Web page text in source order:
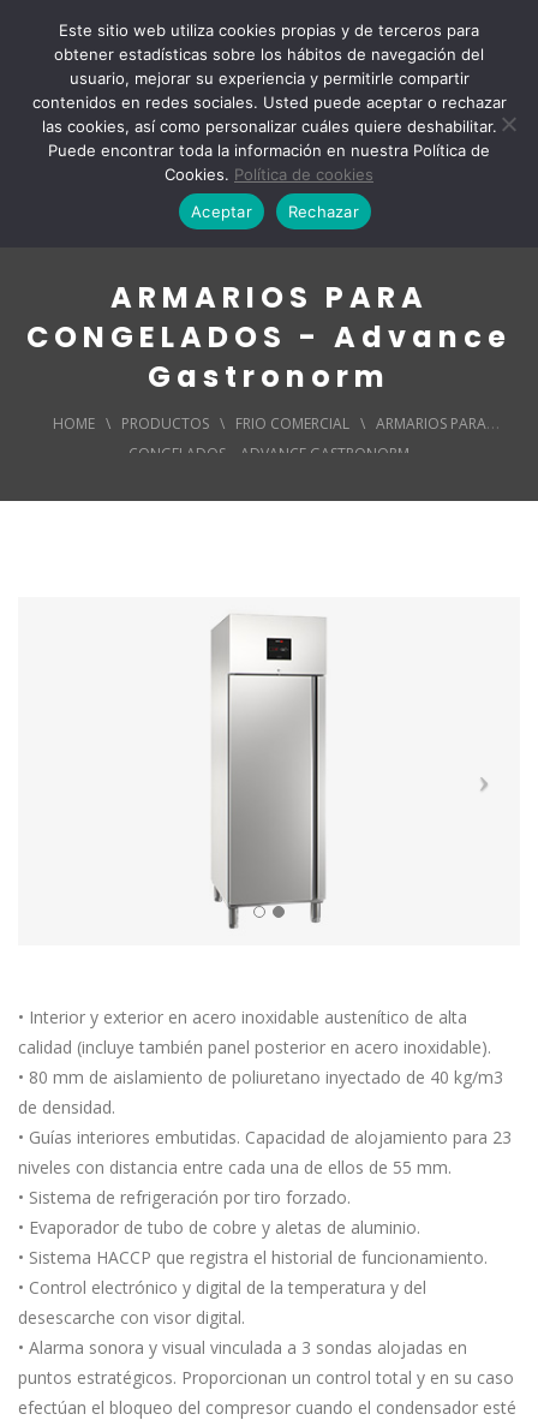
ARMARIOS PARA
CONGELADOS - Advance
Gastronorm
HOME \ PRODUCTOS \ FRIO COMERCIAL \ ARMARIOS PARA
CONGELADOS – ADVANCE GASTRONORM
• Interior y exterior en acero inoxidable austenítico de alta
calidad (incluye también panel posterior en acero inoxidable).
• 80 mm de aislamiento de poliuretano inyectado de 40 kg/m3
de densidad.
• Guías interiores embutidas. Capacidad de alojamiento para 23
niveles con distancia entre cada una de ellos de 55 mm.
• Sistema de refrigeración por tiro forzado.
• Evaporador de tubo de cobre y aletas de aluminio.
• Sistema HACCP que registra el historial de funcionamiento.
• Control electrónico y digital de la temperatura y del
desescarche con visor digital.
• Alarma sonora y visual vinculada a 3 sondas alojadas en
puntos estratégicos. Proporcionan un control total y en su caso
efectúan el bloqueo del compresor cuando el condensador esté
Este sitio web utiliza cookies propias y de terceros para
obtener estadísticas sobre los hábitos de navegación del
usuario, mejorar su experiencia y permitirle compartir
contenidos en redes sociales. Usted puede aceptar o rechazar
las cookies, así como personalizar cuáles quiere deshabilitar.
Puede encontrar toda la información en nuestra Política de
Cookies. Política de cookies
Aceptar
Rechazar